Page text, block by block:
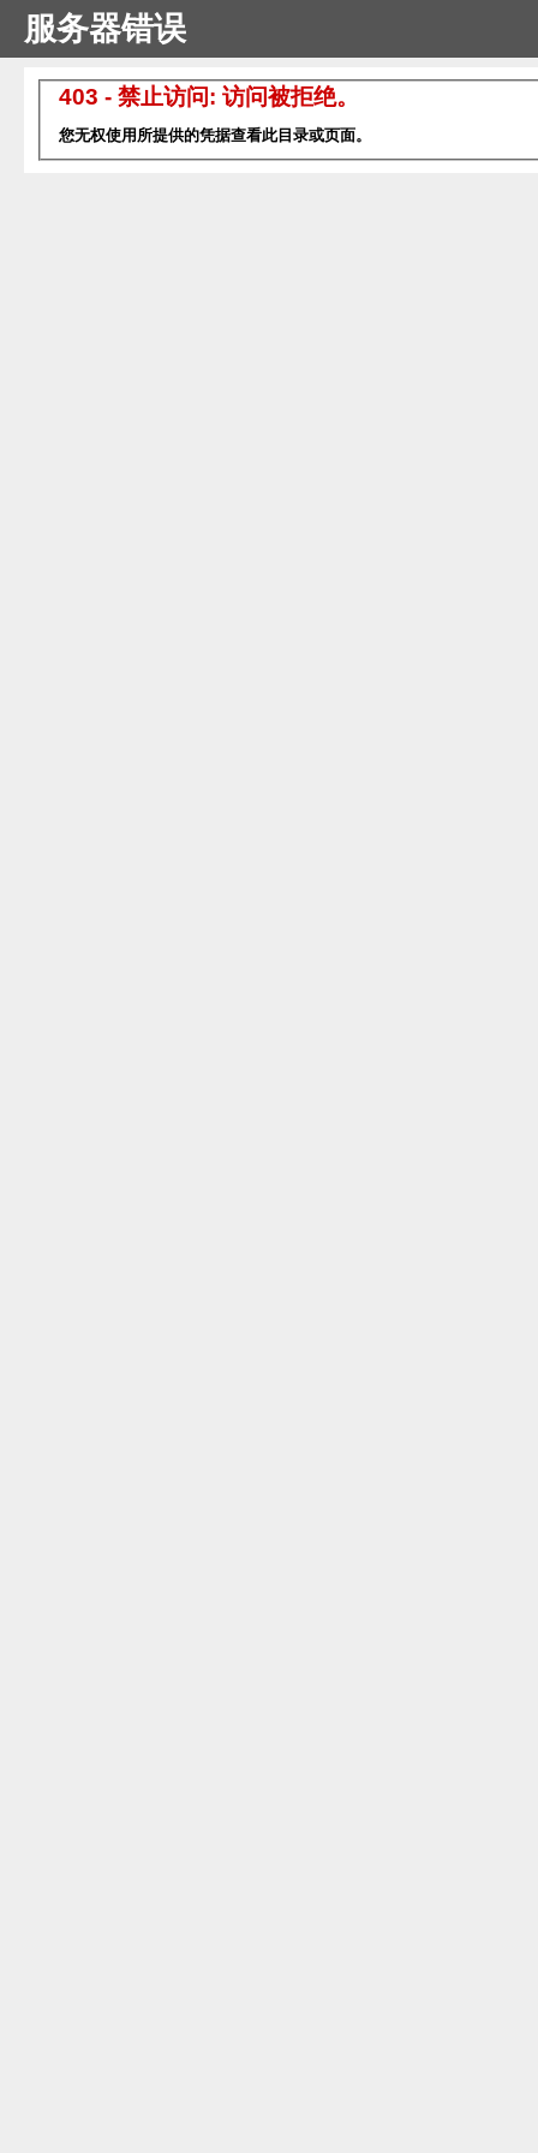
服务器错误
403 - 禁止访问: 访问被拒绝。
您无权使用所提供的凭据查看此目录或页面。